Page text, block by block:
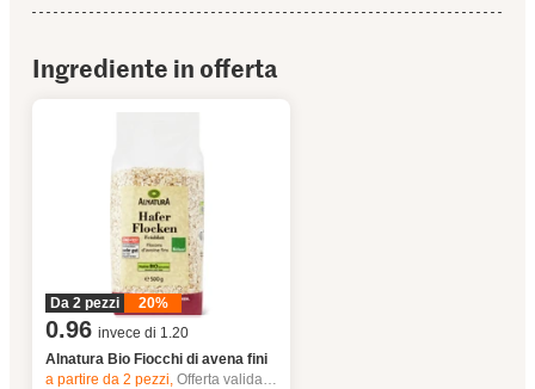
Ingrediente in offerta
Da 2 pezzi 20%
0.96 invece di 1.20
Alnatura Bio Fiocchi di avena fini
a partire da 2pezzi,Offerta valida solo dal 6.8 al 12.8.2026, fino a esaurimento dello stock.